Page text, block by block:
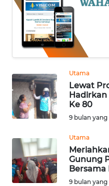
Utama
Lewat
Ke 80
9 bulan yang
Utama
Gunung
Bersama
9 bulan yang
KHAS
SERBA-
SERBI
OPINI
Informasi
INDEKS
BERITA
KONTAK
KAMI